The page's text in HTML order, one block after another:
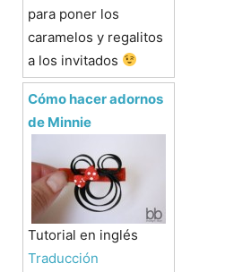
para poner los
caramelos y regalitos
a los invitados
Cómo hacer adornos
de Minnie
Tutorial en inglés
Traducción